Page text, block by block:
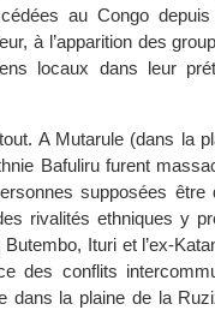
au Congo
à l’apparition des
locaux dans leur
A Mutarule (dans la
Bafuliru furent
supposées être
rivalités ethniques y
Ituri et l’ex-
des conflits
dans la plaine de la